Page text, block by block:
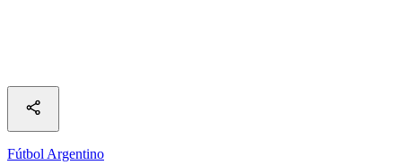
Fútbol Argentino